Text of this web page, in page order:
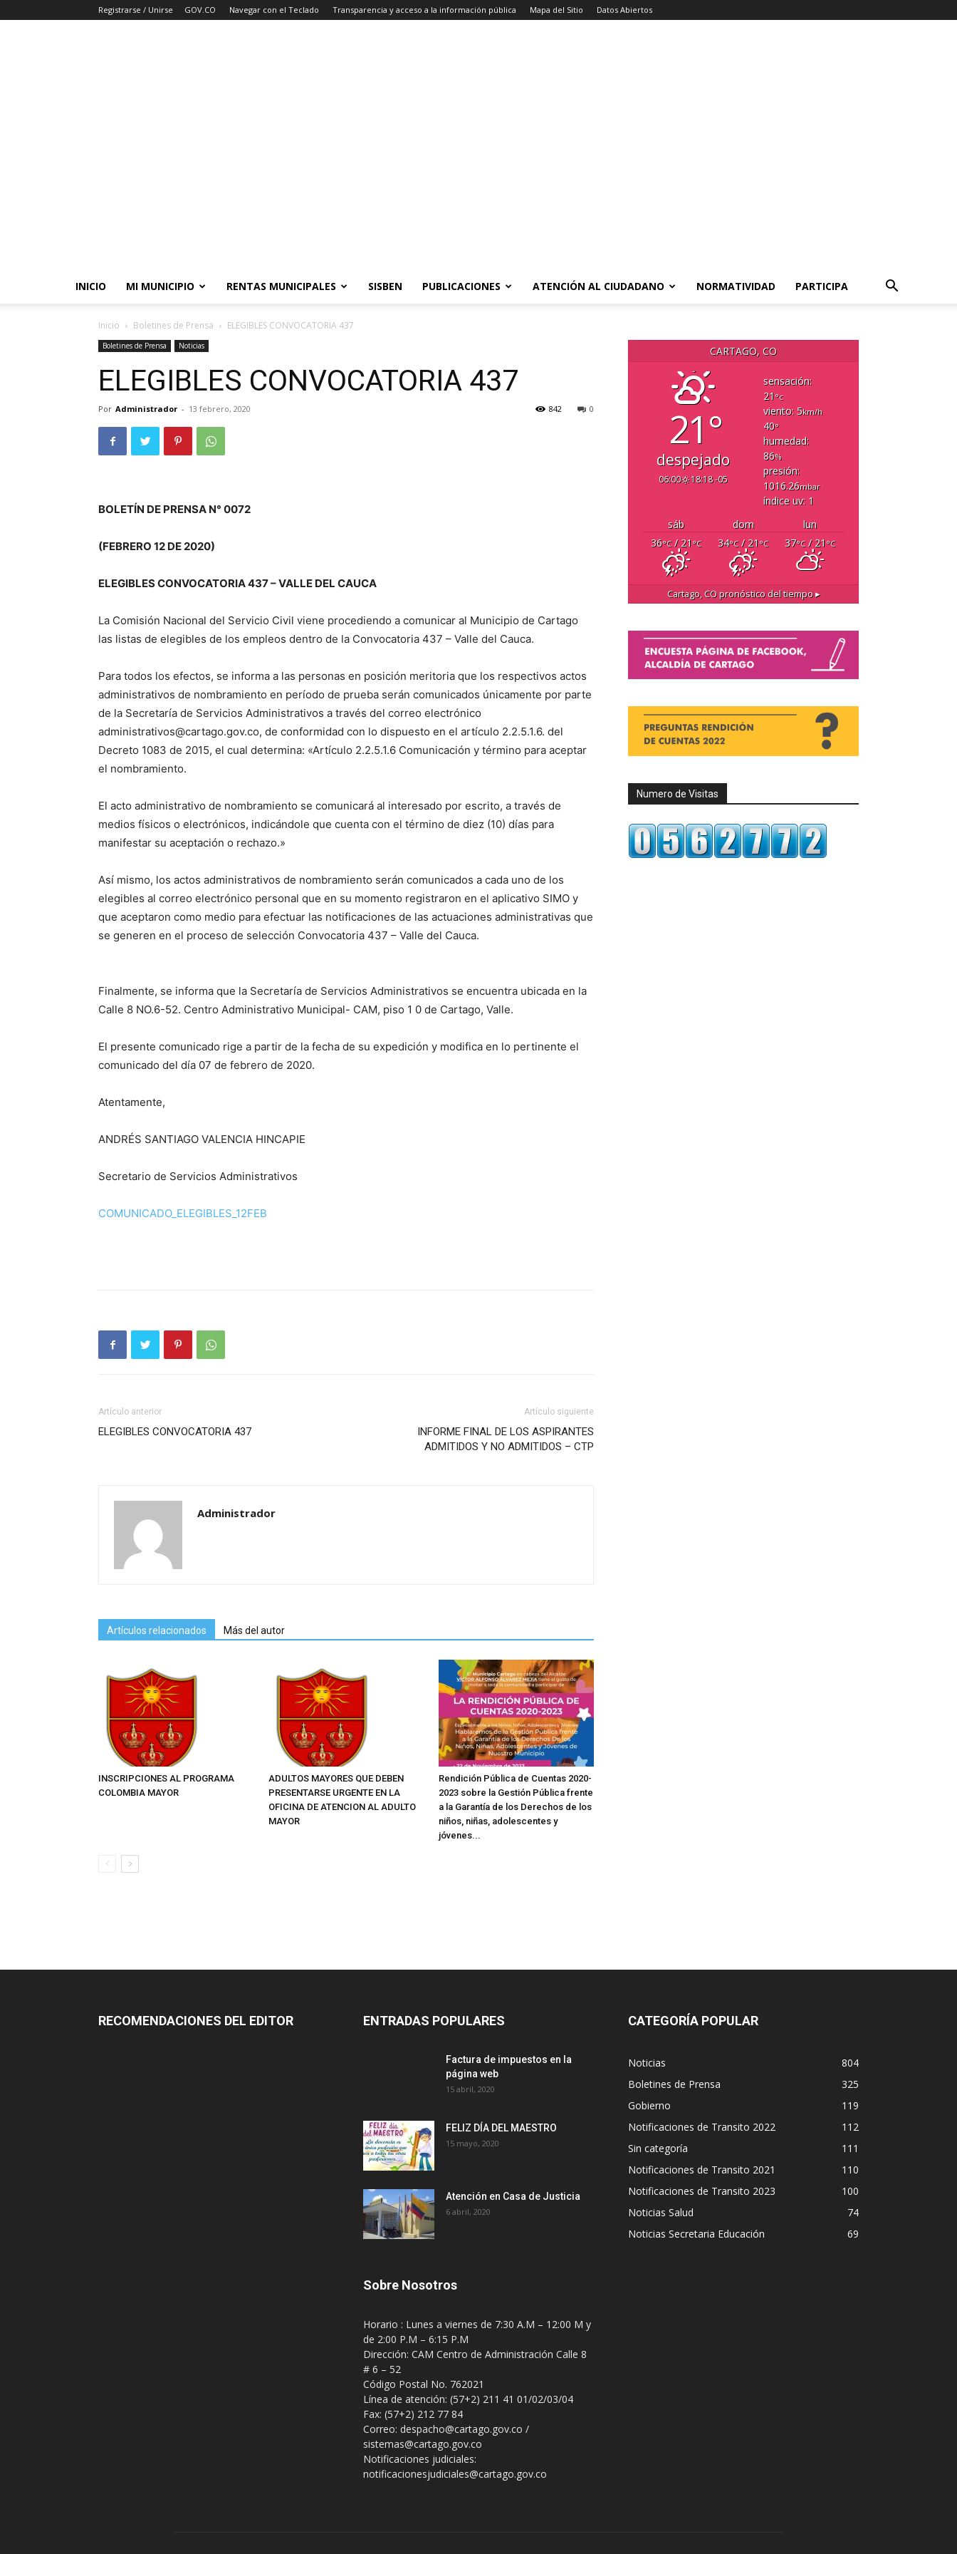
Registrarse / Unirse GOV.CO Navegar con el Teclado Transparencia y acceso a la información pública Mapa del Sitio Datos Abiertos
INICIO MI MUNICIPIO RENTAS MUNICIPALES SISBEN PUBLICACIONES ATENCIÓN AL CIUDADANO NORMATIVIDAD PARTICIPA
Inicio Boletines de Prensa ELEGIBLES CONVOCATORIA 437
Boletines de Prensa Noticias
ELEGIBLES CONVOCATORIA 437
Por Administrador - 13 febrero, 2020 0
842
BOLETÍN DE PRENSA N° 0072
(FEBRERO 12 DE 2020)
ELEGIBLES CONVOCATORIA 437 – VALLE DEL CAUCA
La Comisión Nacional del Servicio Civil viene procediendo a comunicar al Municipio de Cartago
las listas de elegibles de los empleos dentro de la Convocatoria 437 – Valle del Cauca.
Para todos los efectos, se informa a las personas en posición meritoria que los respectivos actos
administrativos de nombramiento en período de prueba serán comunicados únicamente por parte
de la Secretaría de Servicios Administrativos a través del correo electrónico
administrativos@cartago.gov.co, de conformidad con lo dispuesto en el artículo 2.2.5.1.6. del
Decreto 1083 de 2015, el cual determina: «Artículo 2.2.5.1.6 Comunicación y término para aceptar
el nombramiento.
El acto administrativo de nombramiento se comunicará al interesado por escrito, a través de
medios físicos o electrónicos, indicándole que cuenta con el término de diez (10) días para
manifestar su aceptación o rechazo.»
Así mismo, los actos administrativos de nombramiento serán comunicados a cada uno de los
elegibles al correo electrónico personal que en su momento registraron en el aplicativo SIMO y
que aceptaron como medio para efectuar las notificaciones de las actuaciones administrativas que
se generen en el proceso de selección Convocatoria 437 – Valle del Cauca.
Finalmente, se informa que la Secretaría de Servicios Administrativos se encuentra ubicada en la
Calle 8 NO.6-52. Centro Administrativo Municipal- CAM, piso 1 0 de Cartago, Valle.
El presente comunicado rige a partir de la fecha de su expedición y modifica en lo pertinente el
comunicado del día 07 de febrero de 2020.
Atentamente,
ANDRÉS SANTIAGO VALENCIA HINCAPIE
Secretario de Servicios Administrativos
COMUNICADO_ELEGIBLES_12FEB
Artículo anterior
ELEGIBLES CONVOCATORIA 437
Artículo siguiente
INFORME FINAL DE LOS ASPIRANTES
ADMITIDOS Y NO ADMITIDOS – CTP
Administrador
Artículos relacionados Más del autor
INSCRIPCIONES AL PROGRAMA
COLOMBIA MAYOR
ADULTOS MAYORES QUE DEBEN
PRESENTARSE URGENTE EN LA
OFICINA DE ATENCION AL ADULTO
MAYOR
Rendición Pública de Cuentas 2020-
2023 sobre la Gestión Pública frente
a la Garantía de los Derechos de los
niños, niñas, adolescentes y
jóvenes...
CARTAGO, CO
21°
despejado
06:00 18:18 -05
sensación:
21 °c
viento: 5km/h
40°
humedad:
86%
presión:
1016.26mbar
índice uv: 1
sáb
dom
lun
36°C/ 21 °C 34°C/ 21 °C 37°C/ 21 °C
Cartago, COpronóstico del tiempo ▸
Numero de Visitas
RECOMENDACIONES DEL EDITOR ENTRADAS POPULARES
Factura de impuestos en la
página web
15 abril, 2020
FELIZ DÍA DEL MAESTRO
15 mayo, 2020
Atención en Casa de Justicia
6 abril, 2020
Sobre Nosotros
Horario : Lunes a viernes de 7:30 A.M – 12:00 M y
de 2:00 P.M – 6:15 P.M
Dirección: CAM Centro de Administración Calle 8
# 6 – 52
Código Postal No. 762021
Línea de atención: (57+2) 211 41 01/02/03/04
Fax: (57+2) 212 77 84
Correo: despacho@cartago.gov.co /
sistemas@cartago.gov.co
Notificaciones judiciales:
notificacionesjudiciales@cartago.gov.co
CATEGORÍA POPULAR
Noticias
804
Boletines de Prensa
325
Gobierno
119
Notificaciones de Transito 2022
112
Sin categoría
111
Notificaciones de Transito 2021
110
Notificaciones de Transito 2023
100
Noticias Salud
74
Noticias Secretaria Educación
69